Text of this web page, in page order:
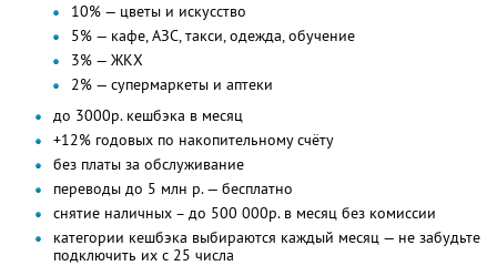
10% — цветы и искусство
5% — кафе, АЗС, такси, одежда, обучение
3% — ЖКХ
2% — супермаркеты и аптеки
до 3000р. кешбэка в месяц
+12% годовых по накопительному счёту
без платы за обслуживание
переводы до 5 млн р. — бесплатно
снятие наличных – до 500 000р. в месяц без комиссии
категории кешбэка выбираются каждый месяц — не забудьте
подключить их с 25 числа